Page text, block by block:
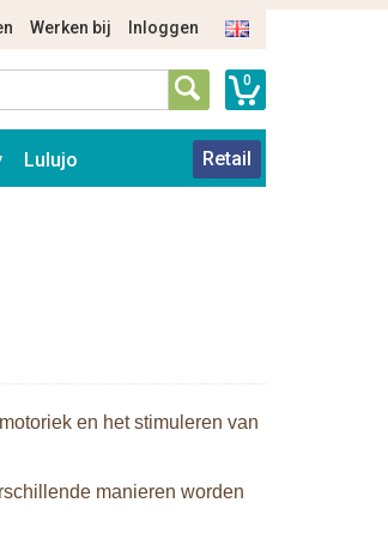
Werken bij Inloggen
0
Lulujo Retail
en het stimuleren van
manieren worden